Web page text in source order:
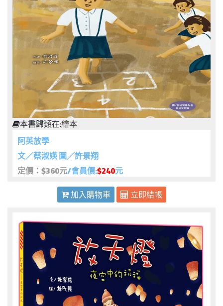
本書歸類在:繪本
阿英放學
文／蔡淑媖 圖／許景翔
定價：$360元/會員價:$240元
加入購物車
立即結帳